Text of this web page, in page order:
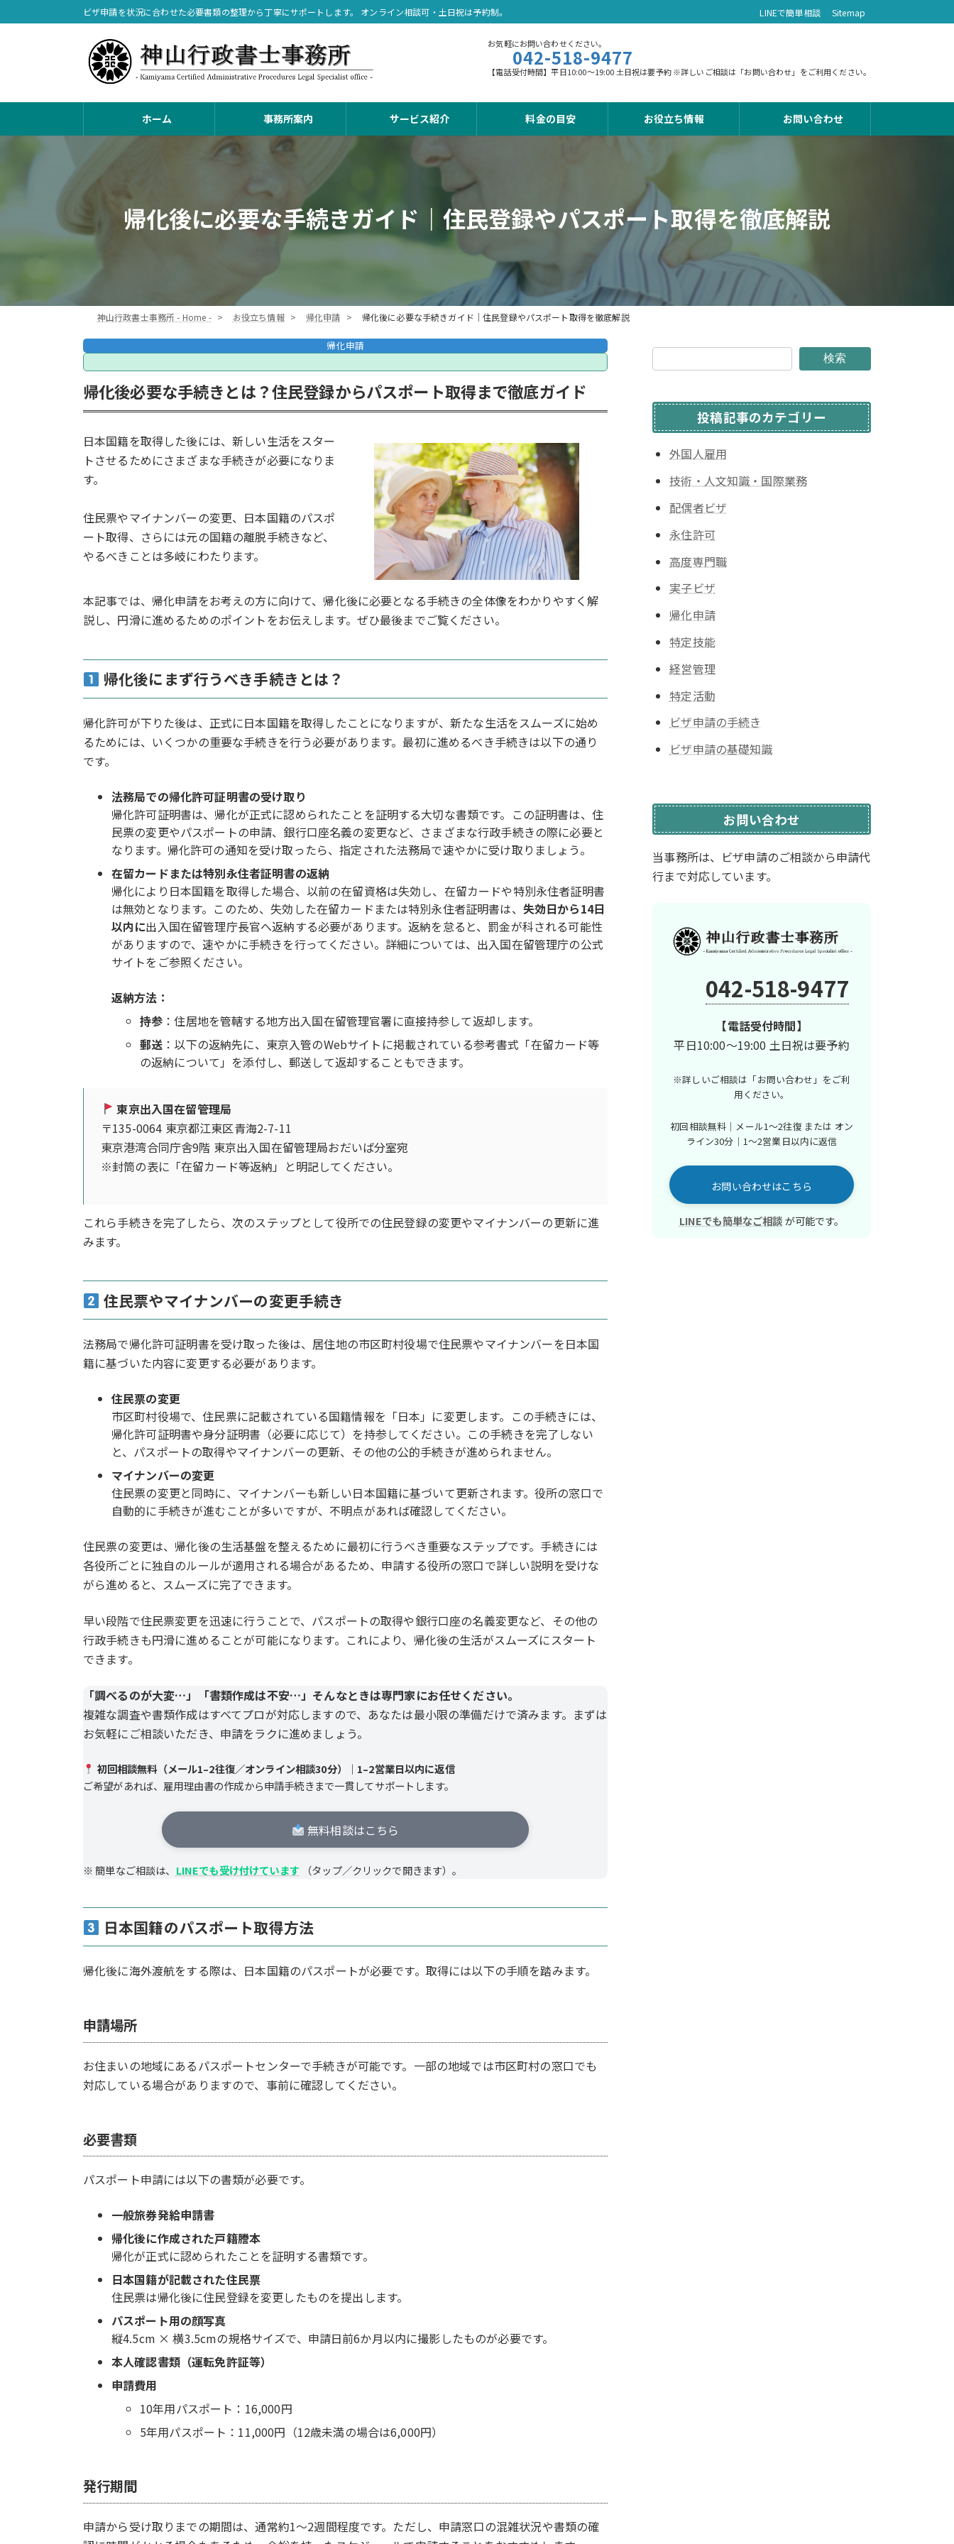
ン
キ
ビ
に
ビザ申請を状況に合わせた必要書類の整理から丁寧にサポートします。 オンライン相談可・土日祝は予約制。 LINEで簡単相談 Sitemap
お気軽にお問い合わせください。
042-518-9477
【電話受付時間】平日10:00～19:00 土日祝は要予約 ※詳しいご相談は「お問い合わせ」をご利用ください。
ホーム 事務所案内 サービス紹介 料金の目安 お役立ち情報 お問い合わせ
帰化後に必要な手続きガイド｜住民登録やパスポート取得を徹底解説
神山行政書士事務所 - Home - お役立ち情報 帰化申請 帰化後に必要な手続きガイド｜住民登録やパスポート取得を徹底解説
帰化申請
帰化後必要な手続きとは？住民登録からパスポート取得まで徹底ガイド
日本国籍を取得した後には、新しい生活をスター
トさせるためにさまざまな手続きが必要になりま
す。
住民票やマイナンバーの変更、日本国籍のパスポ
ート取得、さらには元の国籍の離脱手続きなど、
やるべきことは多岐にわたります。
本記事では、帰化申請をお考えの方に向けて、帰化後に必要となる手続きの全体像をわかりやすく解
説し、円滑に進めるためのポイントをお伝えします。ぜひ最後までご覧ください。
帰化後にまず行うべき手続きとは？
帰化許可が下りた後は、正式に日本国籍を取得したことになりますが、新たな生活をスムーズに始め
るためには、いくつかの重要な手続きを行う必要があります。最初に進めるべき手続きは以下の通り
です。
法務局での帰化許可証明書の受け取り
帰化許可証明書は、帰化が正式に認められたことを証明する大切な書類です。この証明書は、住
民票の変更やパスポートの申請、銀行口座名義の変更など、さまざまな行政手続きの際に必要と
なります。帰化許可の通知を受け取ったら、指定された法務局で速やかに受け取りましょう。
在留カードまたは特別永住者証明書の返納
帰化により日本国籍を取得した場合、以前の在留資格は失効し、在留カードや特別永住者証明書
は無効となります。このため、失効した在留カードまたは特別永住者証明書は、 失効日から14日
以内に出入国在留管理庁長官へ返納する必要があります。返納を怠ると、罰金が科される可能性
がありますので、速やかに手続きを行ってください。詳細については、出入国在留管理庁の公式
サイトをご参照ください。
返納方法：
持参 ：住居地を管轄する地方出入国在留管理官署に直接持参して返却します。
郵送 ：以下の返納先に、東京入管のWebサイトに掲載されている参考書式「在留カード等
の返納について」を添付し、郵送して返却することもできます。
東京出入国在留管理局
〒135-0064 東京都江東区青海2-7-11
東京港湾合同庁舎9階 東京出入国在留管理局おだいば分室宛
※封筒の表に「在留カード等返納」と明記してください。
これら手続きを完了したら、次のステップとして役所での住民登録の変更やマイナンバーの更新に進
みます。
住民票やマイナンバーの変更手続き
法務局で帰化許可証明書を受け取った後は、居住地の市区町村役場で住民票やマイナンバーを日本国
籍に基づいた内容に変更する必要があります。
住民票の変更
市区町村役場で、住民票に記載されている国籍情報を「日本」に変更します。この手続きには、
帰化許可証明書や身分証明書（必要に応じて）を持参してください。この手続きを完了しない
と、パスポートの取得やマイナンバーの更新、その他の公的手続きが進められません。
マイナンバーの変更
住民票の変更と同時に、マイナンバーも新しい日本国籍に基づいて更新されます。役所の窓口で
自動的に手続きが進むことが多いですが、不明点があれば確認してください。
住民票の変更は、帰化後の生活基盤を整えるために最初に行うべき重要なステップです。手続きには
各役所ごとに独自のルールが適用される場合があるため、申請する役所の窓口で詳しい説明を受けな
がら進めると、スムーズに完了できます。
早い段階で住民票変更を迅速に行うことで、パスポートの取得や銀行口座の名義変更など、その他の
行政手続きも円滑に進めることが可能になります。これにより、帰化後の生活がスムーズにスタート
できます。
「調べるのが大変…」「書類作成は不安…」そんなときは専門家にお任せください。
複雑な調査や書類作成はすべてプロが対応しますので、あなたは最小限の準備だけで済みます。まずは
お気軽にご相談いただき、申請をラクに進めましょう。
初回相談無料（メール1–2往復／オンライン相談30分）｜1–2営業日以内に返信
ご希望があれば、雇用理由書の作成から申請手続きまで一貫してサポートします。
無料相談はこちら
※ 簡単なご相談は、 LINEでも受け付けています （タップ／クリックで開きます）。
日本国籍のパスポート取得方法
帰化後に海外渡航をする際は、日本国籍のパスポートが必要です。取得には以下の手順を踏みます。
申請場所
お住まいの地域にあるパスポートセンターで手続きが可能です。一部の地域では市区町村の窓口でも
対応している場合がありますので、事前に確認してください。
必要書類
パスポート申請には以下の書類が必要です。
一般旅券発給申請書
帰化後に作成された戸籍謄本
帰化が正式に認められたことを証明する書類です。
日本国籍が記載された住民票
住民票は帰化後に住民登録を変更したものを提出します。
パスポート用の顔写真
縦4.5cm × 横3.5cmの規格サイズで、申請日前6か月以内に撮影したものが必要です。
本人確認書類（運転免許証等）
申請費用
10年用パスポート：16,000円
5年用パスポート：11,000円（12歳未満の場合は6,000円）
発行期間
申請から受け取りまでの期間は、通常約1～2週間程度です。ただし、申請窓口の混雑状況や書類の確
検索
投稿記事のカテゴリー
外国人雇用
技術・人文知識・国際業務
配偶者ビザ
永住許可
高度専門職
実子ビザ
帰化申請
特定技能
経営管理
特定活動
ビザ申請の手続き
ビザ申請の基礎知識
お問い合わせ
当事務所は、ビザ申請のご相談から申請代
行まで対応しています。
042-518-9477
【電話受付時間】
平日10:00～19:00 土日祝は要予約
※詳しいご相談は「お問い合わせ」を ご利
用ください。
初回相談無料｜メール1〜2往復 または オン
ライン30分｜1〜2営業日以内に返信
お問い合わせはこちら
LINEでも簡単なご相談が可能です。